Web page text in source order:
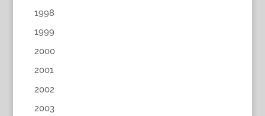
1998
1999
2000
2001
2002
2003